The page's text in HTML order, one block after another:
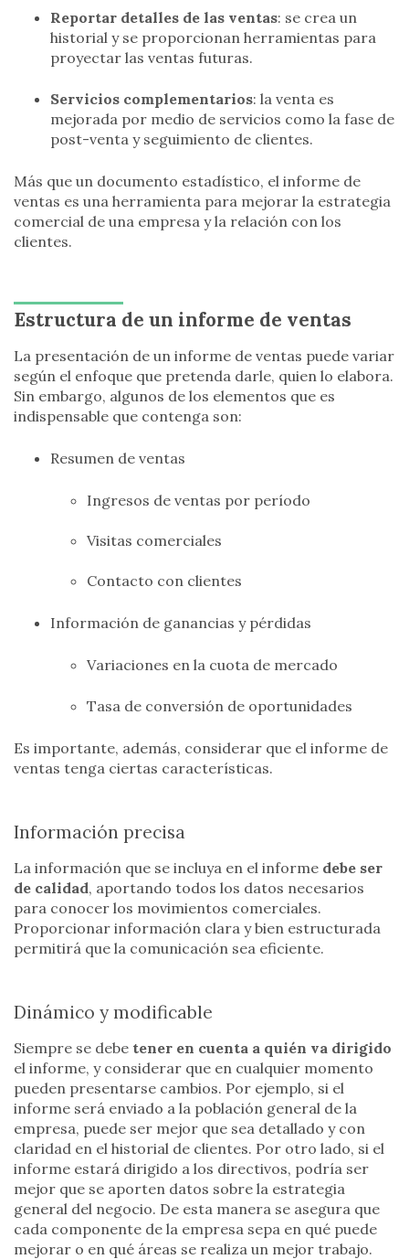
Reportar detalles de las ventas: se crea un
historial y se proporcionan herramientas para
proyectar las ventas futuras.
Servicios complementarios: la venta es
mejorada por medio de servicios como la fase de
post-venta y seguimiento de clientes.
Más que un documento estadístico, el informe de
ventas es una herramienta para mejorar la estrategia
comercial de una empresa y la relación con los
clientes.
Estructura de un informe de ventas
La presentación de un informe de ventas puede variar
según el enfoque que pretenda darle, quien lo elabora.
Sin embargo, algunos de los elementos que es
indispensable que contenga son:
Resumen de ventas
Ingresos de ventas por período
Visitas comerciales
Contacto con clientes
Información de ganancias y pérdidas
Variaciones en la cuota de mercado
Tasa de conversión de oportunidades
Es importante, además, considerar que el informe de
ventas tenga ciertas características.
Información precisa
La información que se incluya en el informe debe ser
de calidad, aportando todos los datos necesarios
para conocer los movimientos comerciales.
Proporcionar información clara y bien estructurada
permitirá que la comunicación sea eficiente.
Dinámico y modificable
Siempre se debe tener en cuenta a quién va dirigido
el informe, y considerar que en cualquier momento
pueden presentarse cambios. Por ejemplo, si el
informe será enviado a la población general de la
empresa, puede ser mejor que sea detallado y con
claridad en el historial de clientes. Por otro lado, si el
informe estará dirigido a los directivos, podría ser
mejor que se aporten datos sobre la estrategia
general del negocio. De esta manera se asegura que
cada componente de la empresa sepa en qué puede
mejorar o en qué áreas se realiza un mejor trabajo.